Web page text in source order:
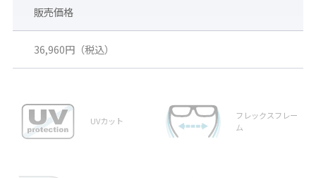
販売価格
36,960円（税込）
UVカット
フレックスフレー
ム